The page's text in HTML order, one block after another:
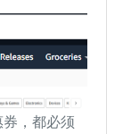
，都必须